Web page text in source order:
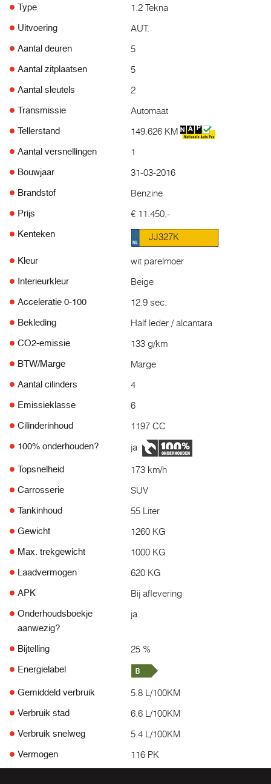
Type 1.2 Tekna
Uitvoering AUT.
Aantal deuren 5
Aantal zitplaatsen 5
Aantal sleutels 2
Transmissie Automaat
Tellerstand 149.626 KM
Aantal versnellingen 1
Bouwjaar 31-03-2016
Brandstof Benzine
Prijs € 11.450,-
Kenteken JJ327K
Kleur wit parelmoer
Interieurkleur Beige
Acceleratie 0-100 12.9 sec.
Bekleding Half leder / alcantara
CO2-emissie 133 g/km
BTW/Marge Marge
Aantal cilinders 4
Emissieklasse 6
Cilinderinhoud 1197 CC
100% onderhouden? ja
Topsnelheid 173 km/h
Carrosserie SUV
Tankinhoud 55 Liter
Gewicht 1260 KG
Max. trekgewicht 1000 KG
Laadvermogen 620 KG
APK Bij aflevering
Onderhoudsboekje
aanwezig?
ja
Bijtelling 25 %
Energielabel
Gemiddeld verbruik 5.8 L/100KM
Verbruik stad 6.6 L/100KM
Verbruik snelweg 5.4 L/100KM
Vermogen 116 PK